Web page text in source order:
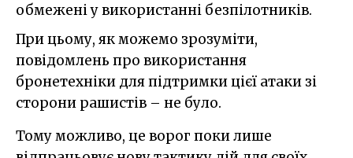
обмежені у використанні безпілотників.
При цьому, як можемо зрозуміти,
повідомлень про використання
бронетехніки для підтримки цієї атаки зі
сторони рашистів – не було.
Тому можливо, це ворог поки лише